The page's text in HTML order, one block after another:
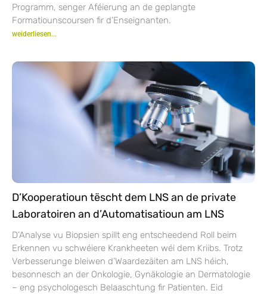
Programm, senger Aféierung an de geplangte
Formatiounscoursen fir d’Enseignanten.
weiderliesen...
D’Kooperatioun tëscht dem LNS an de private
Laboratoiren an d’Automatisatioun am LNS
D’Analyse vu Biopsien spillt eng entscheedend Roll beim
Erkennen vu schwéiere Krankheeten wéi dem Kriibs. Trotz
Verbesserunge bleiwen d’Waardezäiten am LNS héich,
besonnesch an der Onkologie, Gynäkologie an Dermatologie
– eng psychologesch Belaaschtung fir Patienten. Eid